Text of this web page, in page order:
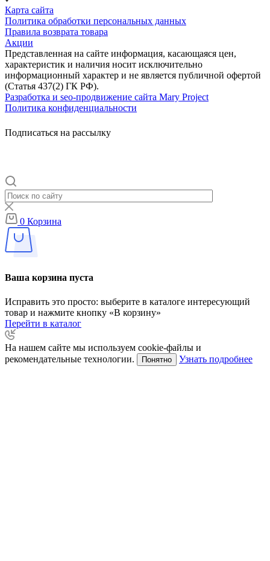
Карта сайта
Политика обработки персональных данных
Правила возврата товара
Акции
Представленная на сайте информация, касающаяся цен,
характеристик и наличия носит исключительно
информационный характер и не является публичной офертой
(Статья 437(2) ГК РФ).
Разработка и seo-продвижение сайта Mary Project
Политика конфиденциальности
Подписаться на рассылку
0 Корзина
Ваша корзина пуста
Исправить это просто: выберите в каталоге интересующий
товар и нажмите кнопку «В корзину»
Перейти в каталог
На нашем сайте мы используем cookie-файлы и
рекомендательные технологии.
Понятно Узнать подробнее